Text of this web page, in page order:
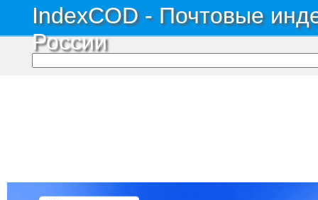
IndexCOD - Почтовые
России